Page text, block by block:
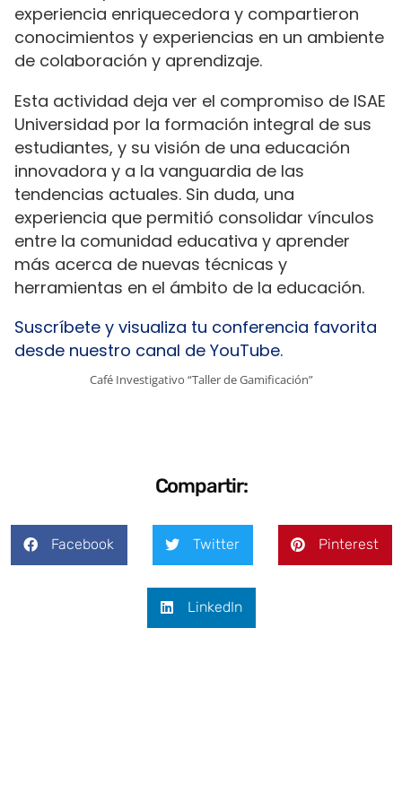
experiencia enriquecedora y compartieron
conocimientos y experiencias en un ambiente
de colaboración y aprendizaje.
Esta actividad deja ver el compromiso de ISAE
Universidad por la formación integral de sus
estudiantes, y su visión de una educación
innovadora y a la vanguardia de las
tendencias actuales. Sin duda, una
experiencia que permitió consolidar vínculos
entre la comunidad educativa y aprender
más acerca de nuevas técnicas y
herramientas en el ámbito de la educación.
Suscríbete y visualiza tu conferencia favorita
desde nuestro canal de YouTube.
Café Investigativo “Taller de Gamificación”
Compartir:
Facebook Twitter Pinterest
LinkedIn